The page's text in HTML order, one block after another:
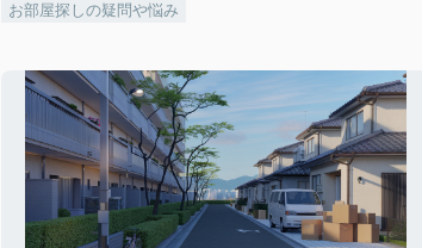
お部屋探しの疑問や悩み